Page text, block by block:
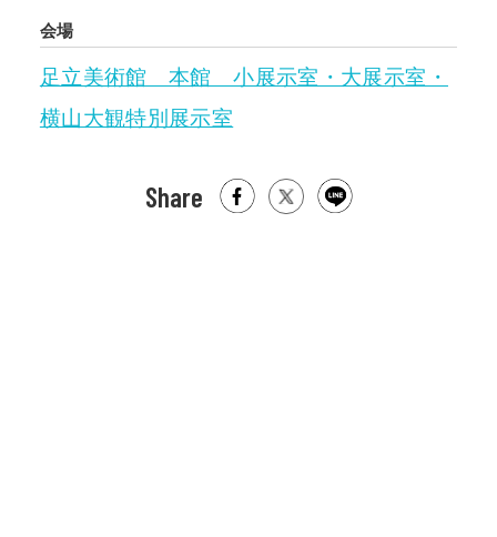
会場
足立美術館 本館 小展示室・大展示室・
横山大観特別展示室
Share